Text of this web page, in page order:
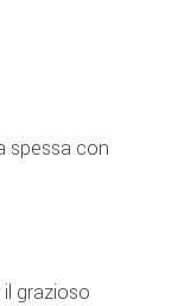
spessa con
grazioso